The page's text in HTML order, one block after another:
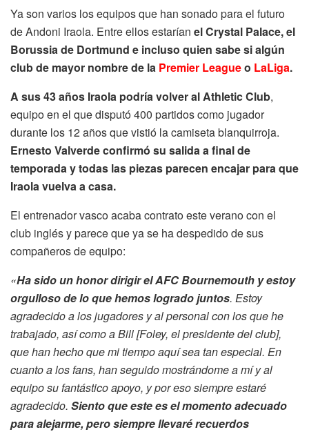
Ya son varios los equipos que han sonado para el futuro
de Andoni Iraola. Entre ellos estarían el Crystal Palace, el
Borussia de Dortmund e incluso quien sabe si algún
club de mayor nombre de la Premier Leagueo LaLiga.
A sus 43 años Iraola podría volver al Athletic Club,
equipo en el que disputó 400 partidos como jugador
durante los 12 años que vistió la camiseta blanquirroja.
Ernesto Valverde confirmó su salida a final de
temporada y todas las piezas parecen encajar para que
Iraola vuelva a casa.
El entrenador vasco acaba contrato este verano con el
club inglés y parece que ya se ha despedido de sus
compañeros de equipo:
«Ha sido un honor dirigir el AFC Bournemouth y estoy
orgulloso de lo que hemos logrado juntos. Estoy
agradecido a los jugadores y al personal con los que he
trabajado, así como a Bill [Foley, el presidente del club],
que han hecho que mi tiempo aquí sea tan especial. En
cuanto a los fans, han seguido mostrándome a mí y al
equipo su fantástico apoyo, y por eso siempre estaré
agradecido. Siento que este es el momento adecuado
para alejarme, pero siempre llevaré recuerdos